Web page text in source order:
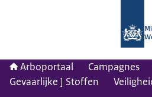
Arboportaal Campagnes
Gevaarlijke ] Stoffen